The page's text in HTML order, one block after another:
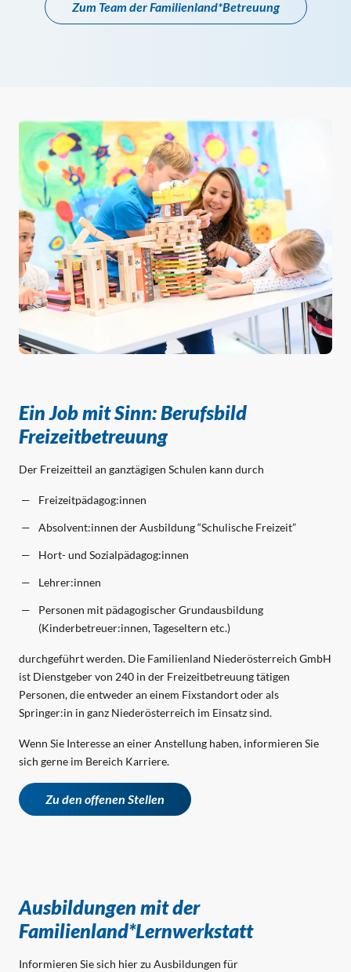
Zum Team der Familienland*Betreuung
Ein Job mit Sinn: Berufsbild
Freizeitbetreuung
Der Freizeitteil an ganztägigen Schulen kann durch
Freizeitpädagog:innen
Absolvent:innen der Ausbildung “Schulische Freizeit”
Hort- und Sozialpädagog:innen
Lehrer:innen
Personen mit pädagogischer Grundausbildung
(Kinderbetreuer:innen, Tageseltern etc.)
durchgeführt werden. Die Familienland Niederösterreich GmbH
ist Dienstgeber von 240 in der Freizeitbetreuung tätigen
Personen, die entweder an einem Fixstandort oder als
Springer:in in ganz Niederösterreich im Einsatz sind.
Wenn Sie Interesse an einer Anstellung haben, informieren Sie
sich gerne im Bereich Karriere.
Zu den offenen Stellen
Ausbildungen mit der
Familienland*Lernwerkstatt
Informieren Sie sich hier zu Ausbildungen für